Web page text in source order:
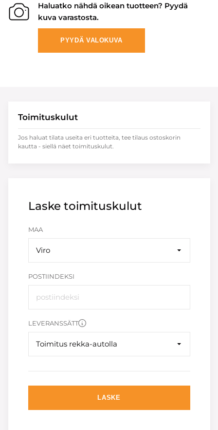
Haluatko nähdä oikean tuotteen? Pyydä
kuva varastosta.
PYYDÄ VALOKUVA
Laske toimituskulut
MAA
Viro
POSTIINDEKSI
LEVERANSSÄTT
Toimitus rekka-autolla
LASKE
Toimituskulut
Jos haluat tilata useita eri tuotteita, tee tilaus ostoskorin
kautta - siellä näet toimituskulut.